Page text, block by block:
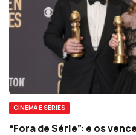
CINEMA E SÉRIES
“Fora de Série”: e os